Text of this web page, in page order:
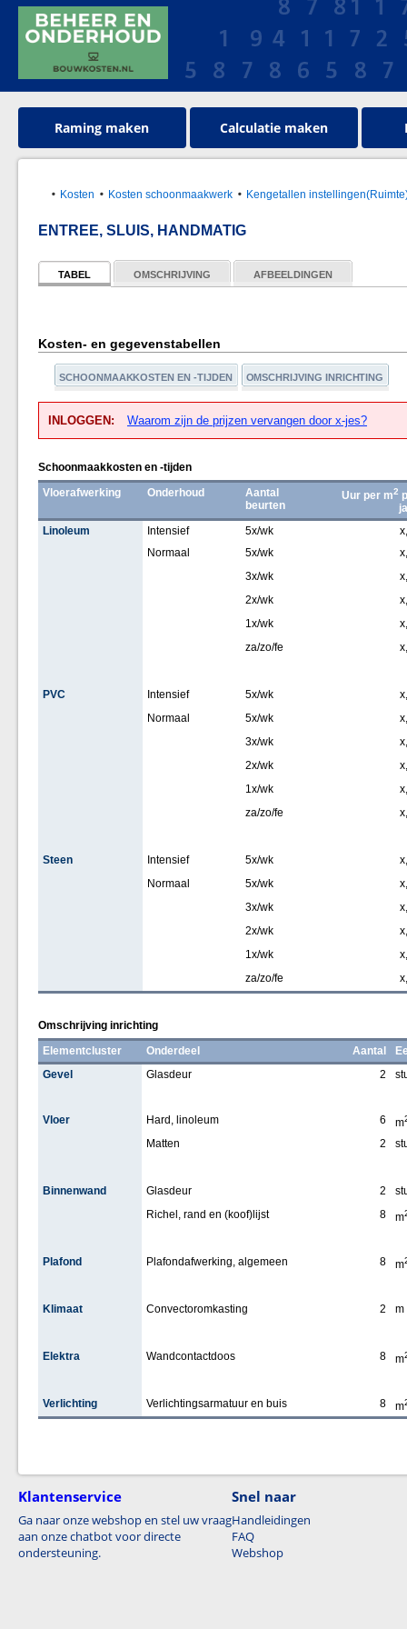
Raming maken Calculatie maken
Kosten Kosten schoonmaakwerk Kengetallen
ENTREE, SLUIS, HANDMATIG
TABEL OMSCHRIJVING AFBEELDINGEN
Kosten- en gegevenstabellen
SCHOONMAAKKOSTEN EN -TIJDEN OMSCHRIJVING INRICHTING
INLOGGEN: Waarom zijn de prijzen vervangen door x-jes?
Schoonmaakkosten en -tijden
Vloerafwerking
Onderhoud
Aantal
beurten
Uur per m2
Linoleum
Intensief 5x/wk
Normaal
5x/wk
3x/wk
2x/wk
1x/wk
za/zo/fe
PVC Intensief 5x/wk
Normaal
5x/wk
3x/wk
2x/wk
1x/wk
za/zo/fe
Steen Intensief 5x/wk
Normaal
5x/wk
3x/wk
2x/wk
1x/wk
za/zo/fe
Omschrijving inrichting
Elementcluster
Onderdeel Aantal
Gevel
Glasdeur 2
Vloer Hard, linoleum 6 m
Matten 2
Binnenwand Glasdeur 2
Richel, rand en (koof)lijst
8 m
Plafond Plafondafwerking, algemeen 8 m
Klimaat Convectoromkasting 2 m
Elektra Wandcontactdoos 8 m
Verlichting Verlichtingsarmatuur en buis 8 m
Klantenservice
Ga naar onze webshop en stel uw vraag
aan onze chatbot voor directe
ondersteuning.
Snel naar
Handleidingen
FAQ
Webshop